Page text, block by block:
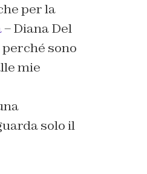
per la
– Diana Del
sono
mie
solo il